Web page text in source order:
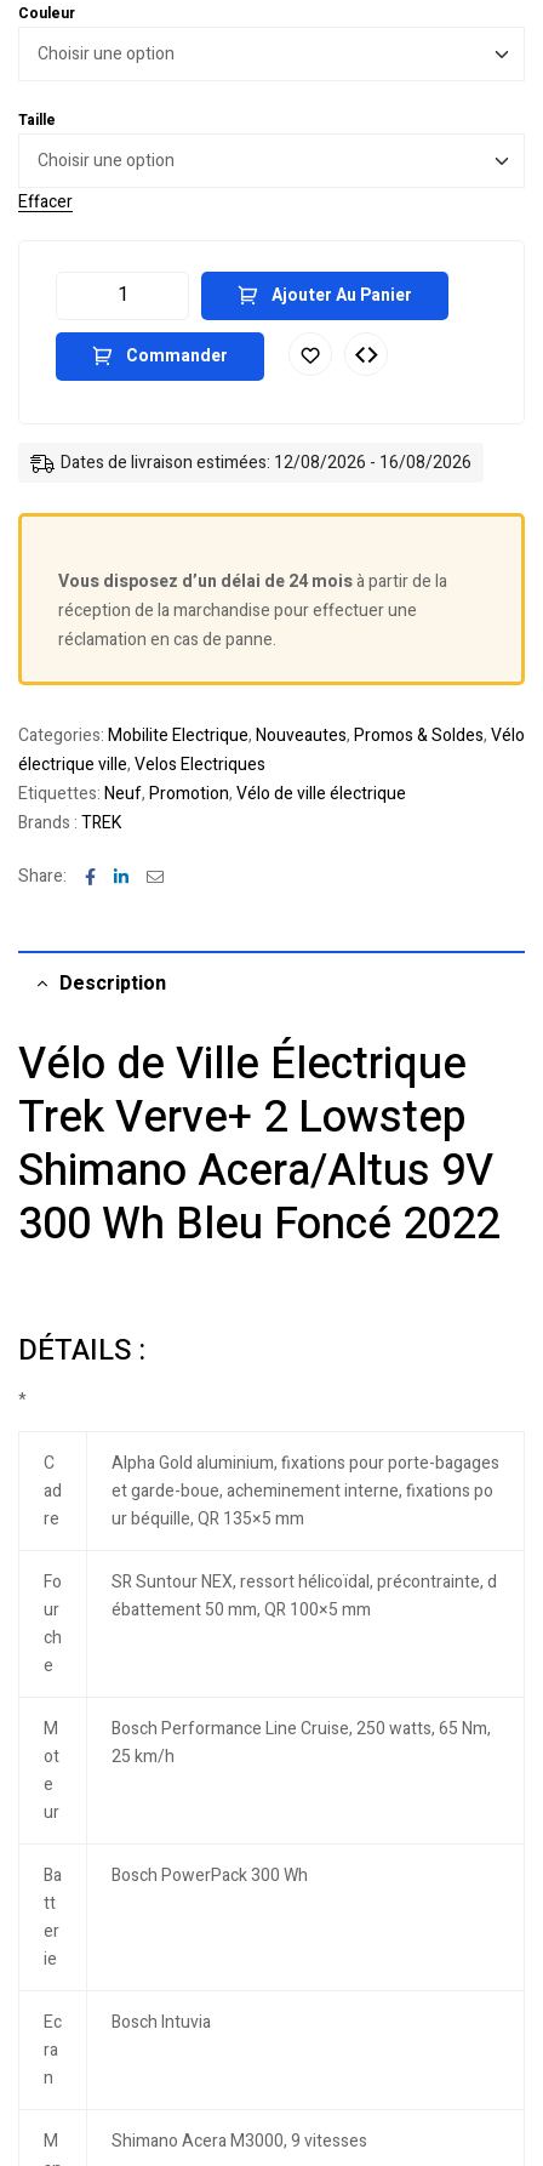
Couleur
Taille
Effacer
Ajouter Au Panier
Commander
Dates de livraison estimées: 12/08/2026 - 16/08/2026
Vous disposez d’un délai de 24 moisà partir de la
réception de la marchandise pour effectuer une
réclamation en cas de panne.
Categories:Mobilite Electrique,Nouveautes,Promos & Soldes,Vélo
électrique ville,Velos Electriques
Etiquettes:Neuf,Promotion,Vélo de ville électrique
Brands :TREK
Share: Facebook
LinkedinEmail
Description
Vélo de Ville Électrique
Trek Verve+ 2 Lowstep
Shimano Acera/Altus 9V
300 Wh Bleu Foncé 2022
DÉTAILS :
*
C
ad
re
Alpha Gold aluminium, fixations pour porte-bagages
et garde-boue, acheminement interne, fixations po
ur béquille, QR 135×5 mm
Fo
ur
ch
e
SR Suntour NEX, ressort hélicoïdal, précontrainte, d
ébattement 50 mm, QR 100×5 mm
M
ot
e
ur
Bosch Performance Line Cruise, 250 watts, 65 Nm,
25 km/h
Ba
tt
er
ie
Bosch PowerPack 300 Wh
Ec
ra
n
Bosch Intuvia
M
Shimano Acera M3000, 9 vitesses